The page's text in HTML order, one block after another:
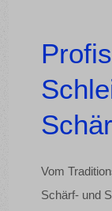
Vom
Schärf- und